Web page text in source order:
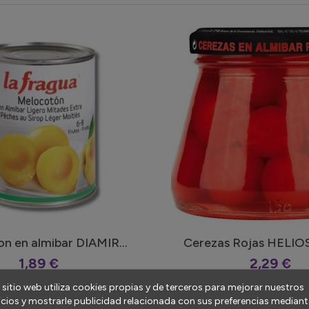
en almibar DIAMIR...
1,89 €
Cerezas Rojas
2,29 €
sitio web utiliza cookies propias y de terceros para mejorar nuestros
y mostrarle publicidad relacionada con sus preferencias